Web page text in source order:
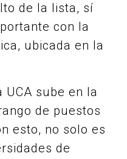
de la lista, sí
con la
ubicada en la
UCA sube en la
de puestos
esto, no solo es
de